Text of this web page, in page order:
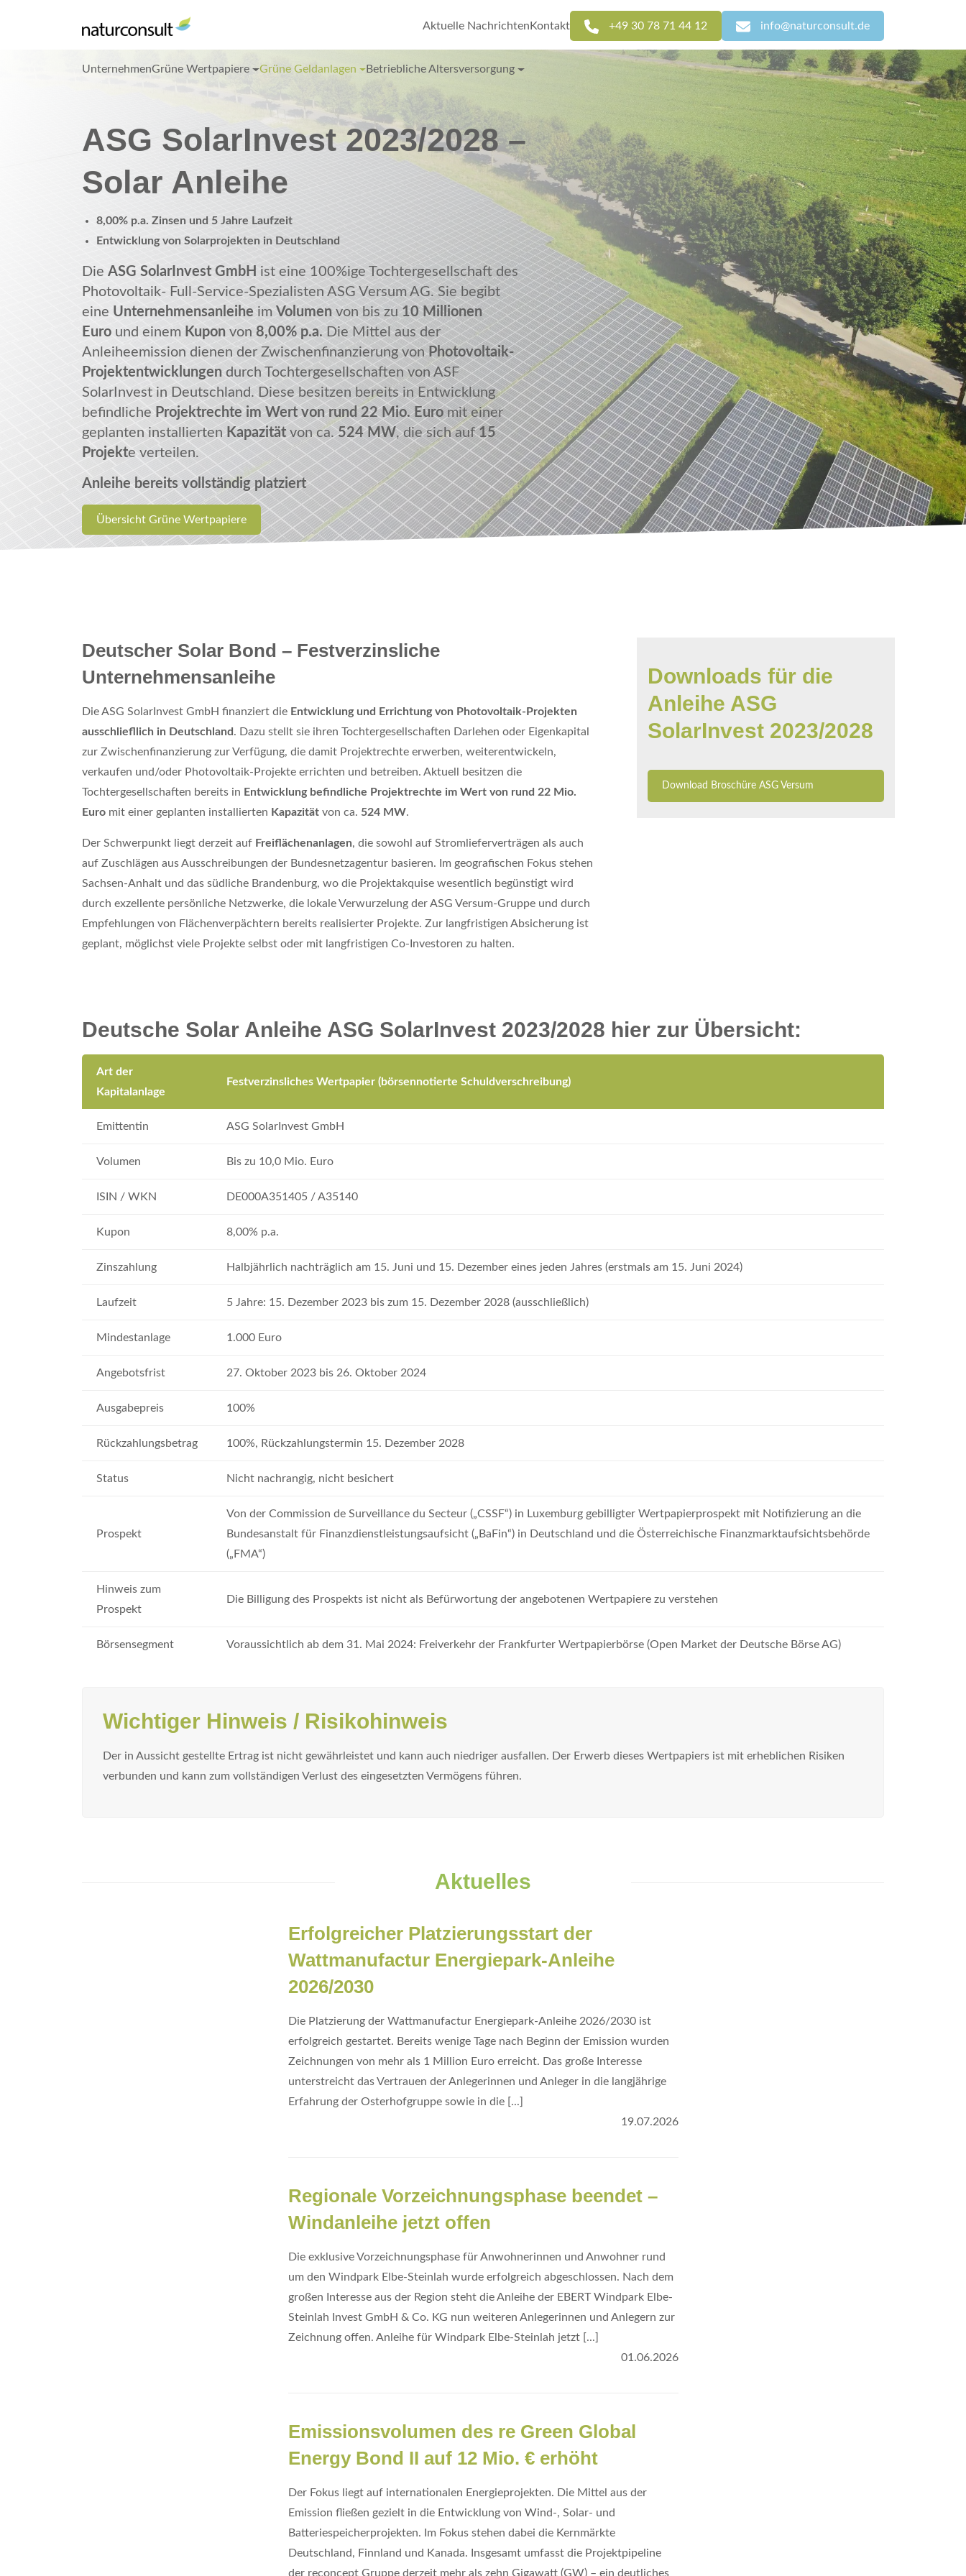
Aktuelle Nachrichten Kontakt +49 30 78 71 44 12 info@naturconsult.de
UnternehmenGrüne Wertpapiere Grüne Geldanlagen Betriebliche Altersversorgung
ASG SolarInvest 2023/2028 –
Solar Anleihe
8,00% p.a. Zinsen und 5 Jahre Laufzeit
Entwicklung von Solarprojekten in Deutschland
Die ASG SolarInvest GmbH ist eine 100%ige Tochtergesellschaft des
Photovoltaik- Full-Service-Spezialisten ASG Versum AG. Sie begibt
eine Unternehmensanleihe im Volumenvon bis zu10 Millionen
Euro und einem Kupon von8,00% p.a. Die Mittel aus der
Anleiheemission dienen der Zwischenfinanzierung vonPhotovoltaik-
Projektentwicklungen durch Tochtergesellschaften von ASF
SolarInvest in Deutschland. Diese besitzen bereits in Entwicklung
befindliche Projektrechte im Wert von rund 22 Mio. Euro mit einer
geplanten installiertenKapazitätvon ca.524 MW, die sich auf15
Projekte verteilen.
Anleihe bereits vollständig platziert
Übersicht Grüne Wertpapiere
Deutscher Solar Bond – Festverzinsliche
Unternehmensanleihe
Die ASG SolarInvest GmbH finanziert die Entwicklung und Errichtung von Photovoltaik-Projekten
ausschliefllich in Deutschland. Dazu stellt sie ihren Tochtergesellschaften Darlehen oder Eigenkapital
zur Zwischenfinanzierung zur Verfügung, die damit Projektrechte erwerben, weiterentwickeln,
verkaufen und/oder Photovoltaik-Projekte errichten und betreiben. Aktuell besitzen die
Tochtergesellschaften bereits in Entwicklung befindliche Projektrechte im Wert von rund 22 Mio.
Euro mit einer geplanten installierten Kapazität von ca. 524 MW.
Der Schwerpunkt liegt derzeit auf Freiflächenanlagen, die sowohl auf Stromlieferverträgen als auch
auf Zuschlägen aus Ausschreibungen der Bundesnetzagentur basieren. Im geografischen Fokus stehen
Sachsen-Anhalt und das südliche Brandenburg, wo die Projektakquise wesentlich begünstigt wird
durch exzellente persönliche Netzwerke, die lokale Verwurzelung der ASG Versum-Gruppe und durch
Empfehlungen von Flächenverpächtern bereits realisierter Projekte. Zur langfristigen Absicherung ist
geplant, möglichst viele Projekte selbst oder mit langfristigen Co-Investoren zu halten.
Downloads für die
Anleihe ASG
SolarInvest 2023/2028
Download Broschüre ASG Versum
Deutsche Solar Anleihe ASG SolarInvest 2023/2028 hier zur Übersicht:
Art der
Kapitalanlage
Festverzinsliches Wertpapier (börsennotierte Schuldverschreibung)
Emittentin ASG SolarInvest GmbH
Volumen Bis zu 10,0 Mio. Euro
ISIN / WKN DE000A351405 / A35140
Kupon 8,00% p.a.
Zinszahlung Halbjährlich nachträglich am 15. Juni und 15. Dezember eines jeden Jahres (erstmals am 15. Juni 2024)
Laufzeit 5 Jahre: 15. Dezember 2023 bis zum 15. Dezember 2028 (ausschließlich)
Mindestanlage 1.000 Euro
Angebotsfrist 27. Oktober 2023 bis 26. Oktober 2024
Ausgabepreis 100%
Rückzahlungsbetrag 100%, Rückzahlungstermin 15. Dezember 2028
Status Nicht nachrangig, nicht besichert
Prospekt
Von der Commission de Surveillance du Secteur („CSSF“) in Luxemburg gebilligter Wertpapierprospekt mit Notifizierung an die
Bundesanstalt für Finanzdienstleistungsaufsicht („BaFin“) in Deutschland und die Österreichische Finanzmarktaufsichtsbehörde
(„FMA“)
Hinweis zum
Prospekt
Die Billi­gung des Prospekts ist nicht als Befür­wor­tung der ange­bo­tenen Wert­pa­piere zu verstehen
Börsensegment Voraussichtlich ab dem 31. Mai 2024: Freiverkehr der Frankfurter Wertpapierbörse (Open Market der Deutsche Börse AG)
Wichtiger Hinweis / Risikohinweis
Der in Aussicht gestellte Ertrag ist nicht gewährleistet und kann auch niedriger ausfallen. Der Erwerb dieses Wertpapiers ist mit erheblichen Risiken
verbunden und kann zum vollständigen Verlust des eingesetzten Vermögens führen.
Aktuelles
Erfolgreicher Platzierungsstart der
Wattmanufactur Energiepark-Anleihe
2026/2030
Die Platzierung der Wattmanufactur Energiepark-Anleihe 2026/2030 ist
erfolgreich gestartet. Bereits wenige Tage nach Beginn der Emission wurden
Zeichnungen von mehr als 1 Million Euro erreicht. Das große Interesse
unterstreicht das Vertrauen der Anlegerinnen und Anleger in die langjährige
Erfahrung der Osterhofgruppe sowie in die [...]
19.07.2026
Regionale Vorzeichnungsphase beendet –
Windanleihe jetzt offen
Die exklusive Vorzeichnungsphase für Anwohnerinnen und Anwohner rund
um den Windpark Elbe-Steinlah wurde erfolgreich abgeschlossen. Nach dem
großen Interesse aus der Region steht die Anleihe der EBERT Windpark Elbe-
Steinlah Invest GmbH & Co. KG nun weiteren Anlegerinnen und Anlegern zur
Zeichnung offen. Anleihe für Windpark Elbe-Steinlah jetzt [...]
01.06.2026
Emissionsvolumen des re Green Global
Energy Bond II auf 12 Mio. € erhöht
Der Fokus liegt auf internationalen Energieprojekten. Die Mittel aus der
Emission fließen gezielt in die Entwicklung von Wind-, Solar- und
Batteriespeicherprojekten. Im Fokus stehen dabei die Kernmärkte
Deutschland, Finnland und Kanada. Insgesamt umfasst die Projektpipeline
der reconcept Gruppe derzeit mehr als zehn Gigawatt (GW) – ein deutliches